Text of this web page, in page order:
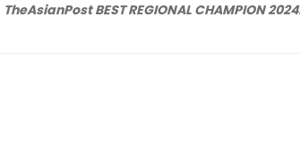
TheAsianPost BEST REGIONAL CHAMPION 2024.